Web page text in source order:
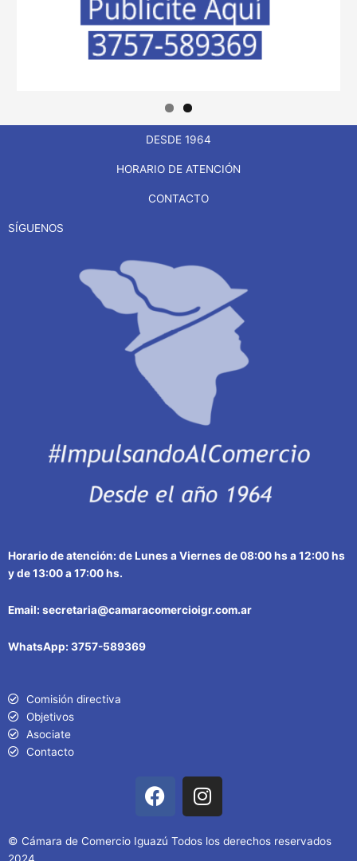
DESDE 1964
HORARIO DE ATENCIÓN
CONTACTO
SÍGUENOS
Horario de atención: de Lunes a Viernes de 08:00 hs a 12:00 hs
y de 13:00 a 17:00 hs.
Email: secretaria@camaracomercioigr.com.ar
WhatsApp: 3757-589369
Comisión directiva
Objetivos
Asociate
Contacto
F
a
e
I
n
t
© Cámara de Comercio Iguazú Todos los derechos reservados
2024